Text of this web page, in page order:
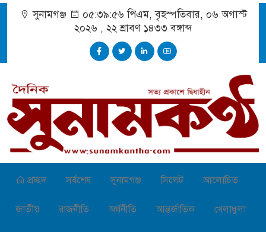
সুনামগঞ্জ ০৫:৩৯:৫৭ পিএম, বৃহস্পতিবার, ০৬ অগাস্ট
২০২৬ , ২২ শ্রাবণ ১৪৩৩ বঙ্গাব্দ
প্রচ্ছদ সর্বশেষ সুনামগঞ্জ সিলেট আলোচিত
জাতীয় রাজনীতি অর্থনীতি আন্তর্জাতিক খেলাধুলা